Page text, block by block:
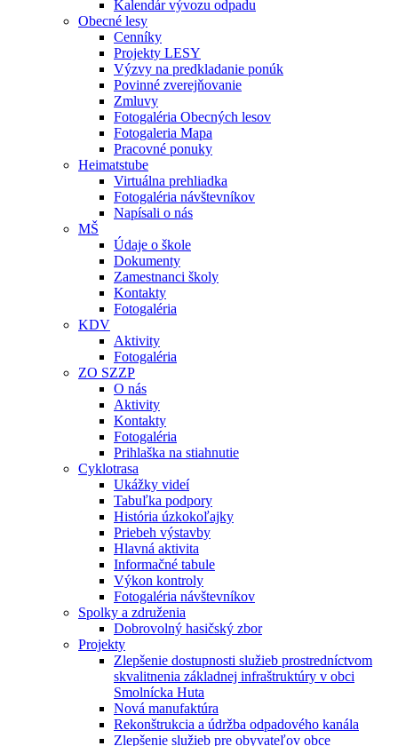
Kalendár vývozu odpadu
Obecné lesy
Cenníky
Projekty LESY
Výzvy na predkladanie ponúk
Povinné zverejňovanie
Zmluvy
Fotogaléria Obecných lesov
Fotogaleria Mapa
Pracovné ponuky
Heimatstube
Virtuálna prehliadka
Fotogaléria návštevníkov
Napísali o nás
MŠ
Údaje o škole
Dokumenty
Zamestnanci školy
Kontakty
Fotogaléria
KDV
Aktivity
Fotogaléria
ZO SZZP
O nás
Aktivity
Kontakty
Fotogaléria
Prihlaška na stiahnutie
Cyklotrasa
Ukážky videí
Tabuľka podpory
História úzkokoľajky
Priebeh výstavby
Hlavná aktivita
Informačné tabule
Výkon kontroly
Fotogaléria návštevníkov
Spolky a združenia
Dobrovolný hasičský zbor
Projekty
Zlepšenie dostupnosti služieb prostredníctvom
skvalitnenia základnej infraštruktúry v obci
Smolnícka Huta
Nová manufaktúra
Rekonštrukcia a údržba odpadového kanála
Zlepšenie služieb pre obyvateľov obce